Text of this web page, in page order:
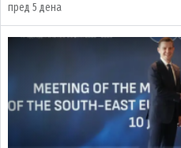
пред 5 дена